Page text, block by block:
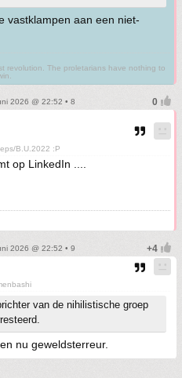
vastklampen aan een niet-
revolution. The proletarians have nothing to
2026 @ 22:52 • 8
B.U.2022 :P
op LinkedIn ....
2026 @ 22:52 • 9
van de nihilistische groep
nu geweldsterreur.